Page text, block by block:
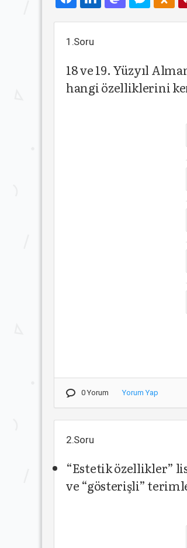
1.Soru
18 ve 19. Yüzyıl
hangi özelliklerini
0 Yorum Yorum Yap
2.Soru
“Estetik özellikler”
ve “gösterişli”